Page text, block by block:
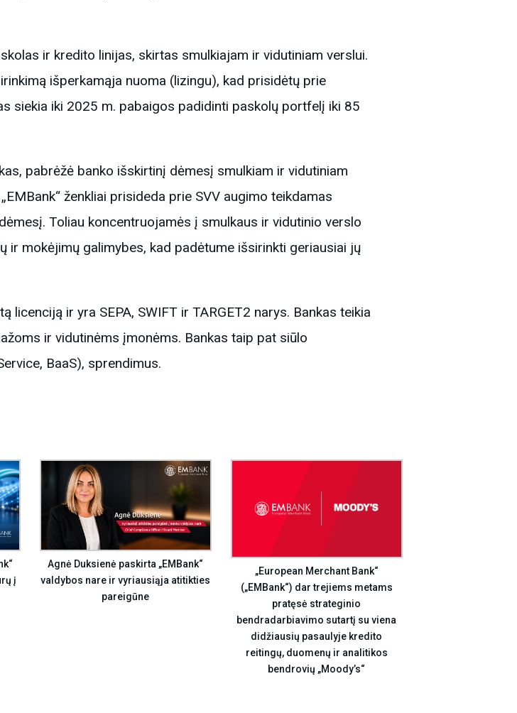
ir kredito linijas, skirtas smulkiajam ir vidutiniam verslui.
išperkamąja nuoma (lizingu), kad prisidėtų prie
siekia iki 2025 m. pabaigos padidinti paskolų portfelį iki 85
pabrėžė banko išskirtinį dėmesį smulkiam ir vidutiniam
ženkliai prisideda prie SVV augimo teikdamas
Toliau koncentruojamės į smulkaus ir vidutinio verslo
mokėjimų galimybes, kad padėtume išsirinkti geriausiai jų
licenciją ir yra SEPA, SWIFT ir TARGET2 narys. Bankas teikia
ir vidutinėms įmonėms. Bankas taip pat siūlo
BaaS), sprendimus.
į
Agnė Duksienė paskirta „EMBank“
valdybos nare ir vyriausiąja atitikties
pareigūne
„European Merchant Bank“
(„EMBank“) dar trejiems metams
pratęsė strateginio
bendradarbiavimo sutartį su viena
didžiausių pasaulyje kredito
reitingų, duomenų ir analitikos
bendrovių „Moody’s“